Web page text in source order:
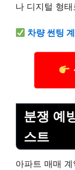
나 디지털 형
차량 썬팅
분쟁 예
스트
아파트 매매